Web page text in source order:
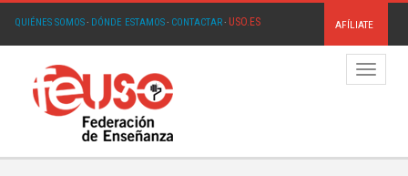
QUIÉNES SOMOS· DÓNDE ESTAMOS· CONTACTAR· USO.ES AFÍLIATE
Menú